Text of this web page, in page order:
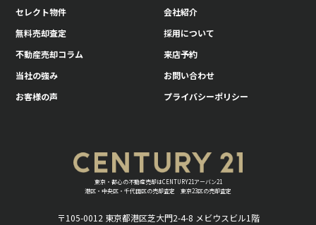
セレクト物件
無料売却査定
不動産売却コラム
当社の強み
お客様の声
会社紹介
採用について
来店予約
お問い合わせ
プライバシーポリシー
東京・都心の不動産売却はCENTURY21アーバン21
港区・中央区・千代田区の売却査定 東京23区の売却査定
〒105-0012 東京都港区芝大門2-4-8 メビウスビル1階